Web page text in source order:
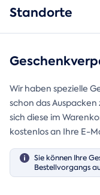
Standorte
Wir haben spezielle
schon das
sich diese im
kostenlos an Ihre E-
Sie können Ihre
Bestellvorgangs